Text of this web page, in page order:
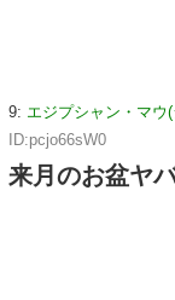
9: エジプシャン・マウ
ID:pcjo66sW0
来月のお盆ヤ